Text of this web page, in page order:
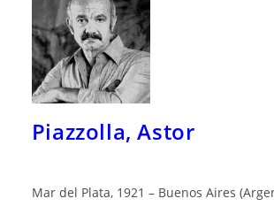
Piazzolla, Astor
Mar del Plata, 1921 – Buenos Aires